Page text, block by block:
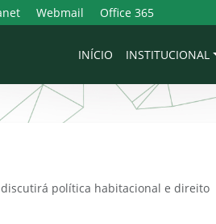
Webmail Office 365
INÍCIO INSTITUCIONAL
discutirá política habitacional e direito